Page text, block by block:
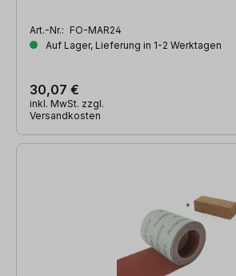
Art.-Nr.: FO-MAR24
Auf Lager, Lieferung in 1-2 Werktagen
30,07 €
inkl. MwSt. zzgl.
Versandkosten